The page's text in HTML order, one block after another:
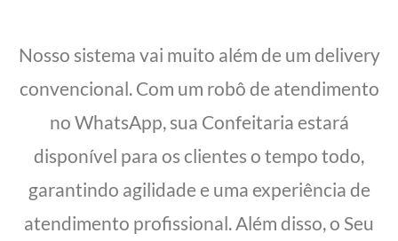
Nosso sistema vai muito além de um delivery
convencional. Com um robô de atendimento
no WhatsApp, sua Confeitaria estará
disponível para os clientes o tempo todo,
garantindo agilidade e uma experiência de
atendimento profissional. Além disso, o Seu